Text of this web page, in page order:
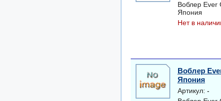
Воблер Ever
Япония
Нет в
Воблер
Япония
Артикул: -